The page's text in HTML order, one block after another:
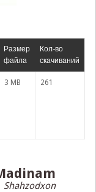
Размер
файла
Кол-во
скачиваний
3 MB 261
Shahzodxon